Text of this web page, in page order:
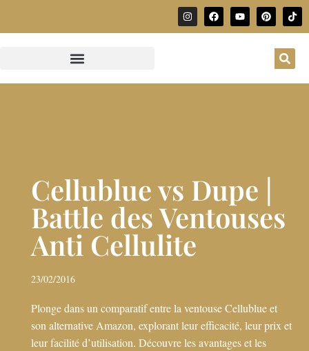
Cellublue vs Dupe |
Battle des Ventouses
Anti Cellulite
23/02/2016
Plonge dans un comparatif entre la ventouse Cellublue et
son alternative Amazon, explorant leur efficacité, leur prix et
leur facilité d’utilisation. Découvre les avantages et les